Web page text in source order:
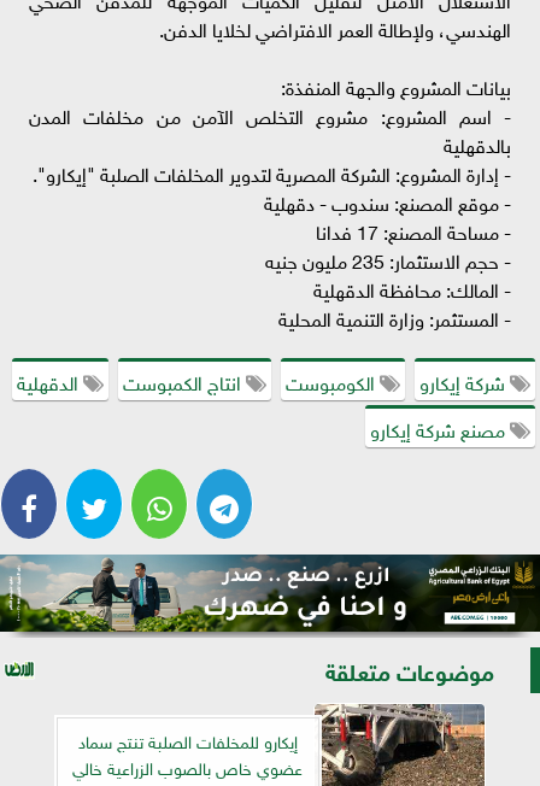
الهندسي، ولإطالة العمر الافتراضي لخلايا الدفن.
بيانات المشروع والجهة المنفذة:
- اسم المشروع: مشروع التخلص الآمن من مخلفات المدن
بالدقهلية
- إدارة المشروع: الشركة المصرية لتدوير المخلفات الصلبة "إيكارو".
- موقع المصنع: سندوب - دقهلية
- مساحة المصنع: 17 فدانا
- حجم الاستثمار: 235 مليون جنيه
- المالك: محافظة الدقهلية
- المستثمر: وزارة التنمية المحلية
شركة إيكارو
الكومبوست انتاج الكمبوست
الدقهلية
مصنع شركة إيكارو
موضوعات متعلقة
إيكارو للمخلفات الصلبة تنتج سماد
عضوي خاص بالصوب الزراعية خالي